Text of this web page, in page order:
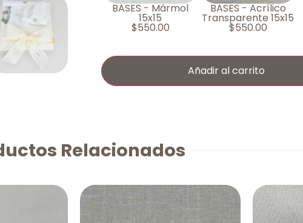
BASES - Mármol
15x15
$550.00
BASES - Acrílico
Transparente 15x15
$550.00
Añadir al carrito
Relacionados